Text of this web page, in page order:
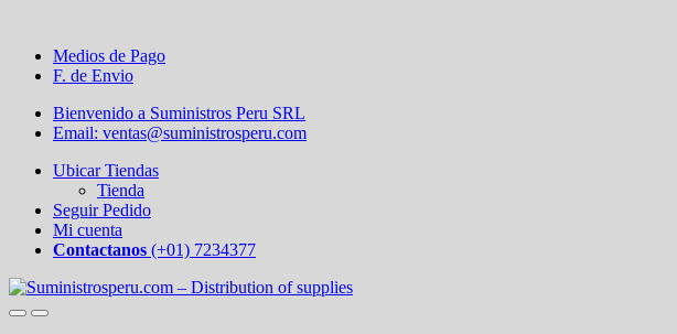
Medios de Pago
F. de Envio
Bienvenido a Suministros Peru SRL
Email: ventas@suministrosperu.com
Ubicar Tiendas
Tienda
Seguir Pedido
Mi cuenta
Contactanos (+01) 7234377